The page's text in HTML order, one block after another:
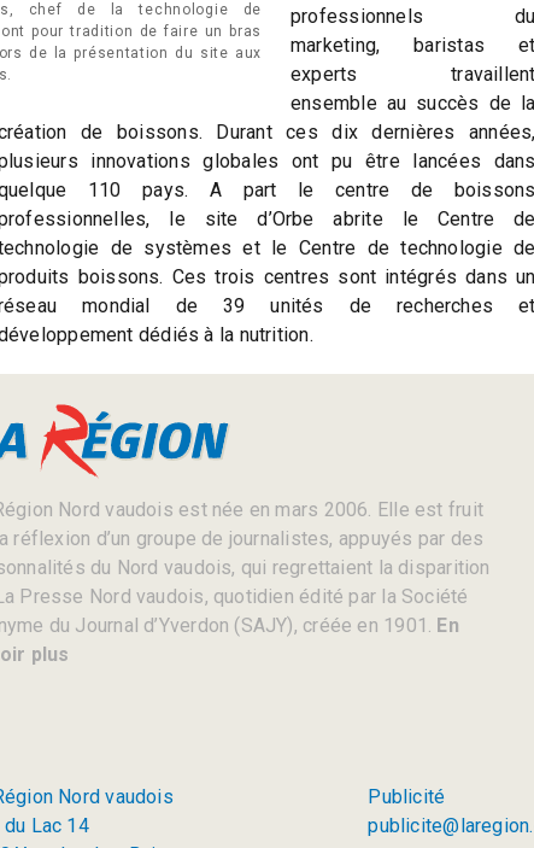
chef de la technologie de
pour tradition de faire un bras
de la présentation du site aux
professionnels du
marketing, baristas et
experts travaillent
ensemble au succès de la
de boissons. Durant ces dix dernières années,
innovations globales ont pu être lancées dans
110 pays. A part le centre de boissons
le site d’Orbe abrite le Centre
de systèmes et le Centre de technologie de
boissons. Ces trois centres sont intégrés dans un
mondial de 39 unités de recherches et
dédiés à la nutrition.
Nord vaudois est née en mars 2006. Elle est fruit
réflexion d’un groupe de journalistes, appuyés par des
du Nord vaudois, qui regrettaient la disparition
Presse Nord vaudois, quotidien édité par la Société
du Journal d’Yverdon (SAJY), créée en 1901. En
plus
Nord vaudois
du Lac 14
Publicité